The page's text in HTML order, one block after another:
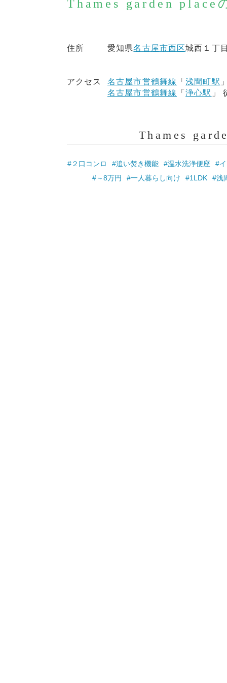
Thames garden place
住所 愛知県名古屋市西区城西１丁
アクセス 名古屋市営鶴舞線 「浅間町駅
名古屋市営鶴舞線
「浄心駅 」
Thames
#２口コンロ #追い焚き機能 #温水洗浄便座
#
#～8万円
#一人暮らし向け #1LDK #浅